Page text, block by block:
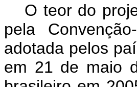
O teor do
pela
adotada pelos
em 21 de maio